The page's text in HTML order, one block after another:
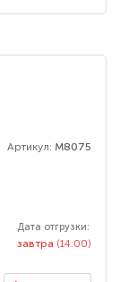
Артикул: M8075
Дата отгрузки:
завтра (14:00)